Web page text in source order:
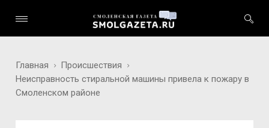
Главная
Происшествия
Неисправность стиральной машины привела к пожару в
Смоленском районе